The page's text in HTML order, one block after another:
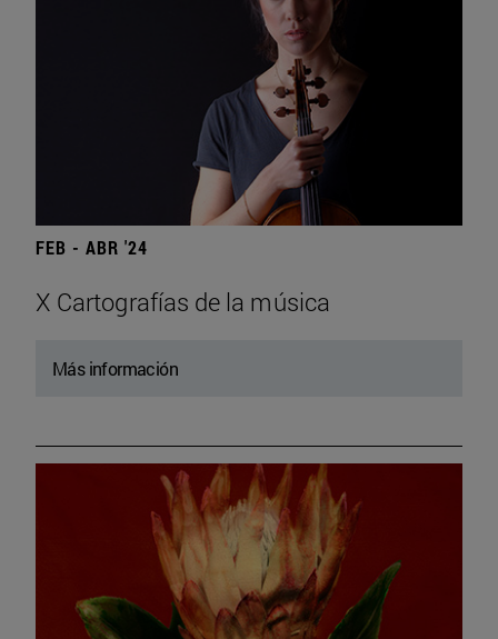
FEB - ABR '24
X Cartografías de la música
Más información